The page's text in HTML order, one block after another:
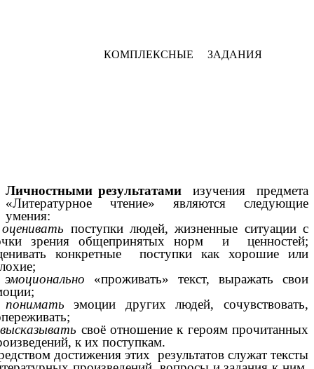
КОМПЛЕКСНЫЕ ЗАДАНИЯ
Личностными результатами изучения предмета
«Литературное чтение» являются следующие
умения:
поступки людей, жизненные ситуации с
зрения общепринятых норм и ценностей;
конкретные поступки как хорошие или
эмоционально «проживать» текст, выражать свои
понимать эмоции других людей, сочувствовать,
высказывать своё отношение к героям прочитанных
к их поступкам.
достижения этих результатов служат тексты